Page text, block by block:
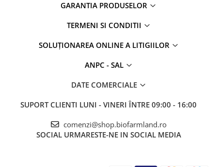
GARANTIA PRODUSELOR
TERMENI SI CONDITII
SOLUȚIONAREA ONLINE A LITIGIILOR
ANPC - SAL
DATE COMERCIALE
SUPORT CLIENTI LUNI - VINERI ÎNTRE 09:00 - 16:00
comenzi@shop.biofarmland.ro
SOCIAL URMARESTE-NE IN SOCIAL MEDIA